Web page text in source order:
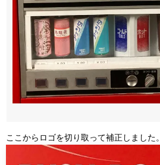
ここからロゴを切り取って補正しました。